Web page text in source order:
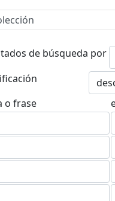
de búsqueda por
o frase